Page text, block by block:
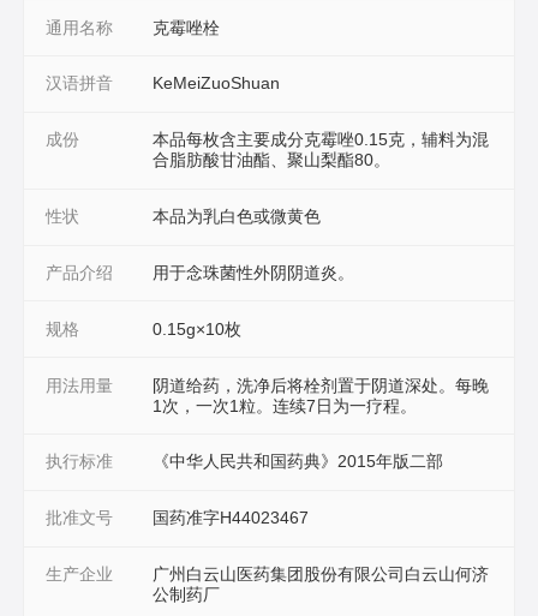
通用名称 克霉唑栓
汉语拼音 KeMeiZuoShuan
成份
本品每枚含主要成分克霉唑0.15克，辅料为混
合脂肪酸甘油酯、聚山梨酯80。
性状 本品为乳白色或微黄色
产品介绍 用于念珠菌性外阴阴道炎。
规格 0.15g×10枚
用法用量
阴道给药，洗净后将栓剂置于阴道深处。每晚
1次，一次1粒。连续7日为一疗程。
执行标准 《中华人民共和国药典》2015年版二部
批准文号 国药准字H44023467
生产企业
广州白云山医药集团股份有限公司白云山何济
公制药厂